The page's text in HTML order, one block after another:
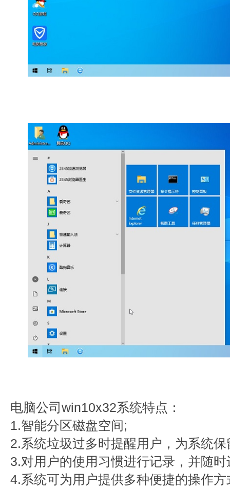
电脑公司win10x32系统特点：
1.智能分区磁盘空间;
2.系统垃圾过多时提醒用户，为系统
3.对用户的使用习惯进行记录，并随
4.系统可为用户提供多种便捷的操作